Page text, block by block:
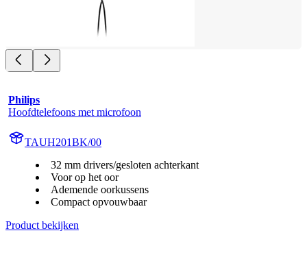
Philips
Hoofdtelefoons met microfoon
TAUH201BK/00
32 mm drivers/gesloten achterkant
Voor op het oor
Ademende oorkussens
Compact opvouwbaar
Product bekijken